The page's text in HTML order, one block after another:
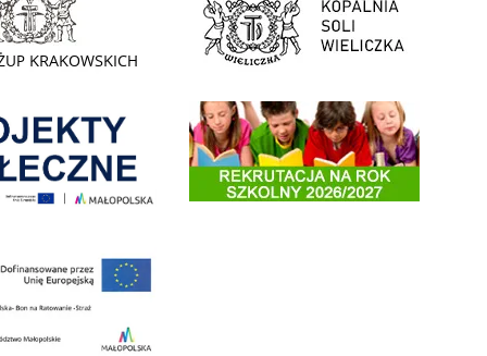
Informacja o terminach rekrutacji na rok szkolny 2026/
średniego samochodu ratowniczo-gaśniczego z napędem 4x4 dla OSP Kokotów